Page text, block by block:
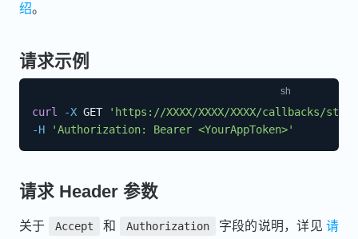
绍。
请求示例
curl -X GET
'https://XXXX/XXXX/XXXX/callbacks/
-H
'Authorization: Bearer <YourAppToken>'
请求 Header 参数
关于 Accept 和 Authorization 字段的说明，详见 请